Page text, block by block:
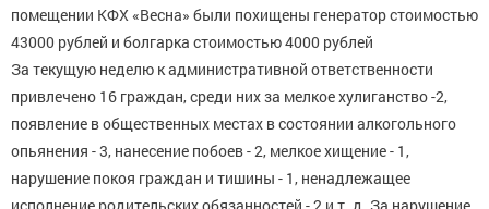
помещении КФХ «Весна» были похищены генератор стоимостью
43000 рублей и болгарка стоимостью 4000 рублей
За текущую неделю к административной ответственности
привлечено 16 граждан, среди них за мелкое хулиганство -2,
появление в общественных местах в состоянии алкогольного
опьянения - 3, нанесение побоев - 2, мелкое хищение - 1,
нарушение покоя граждан и тишины - 1, ненадлежащее